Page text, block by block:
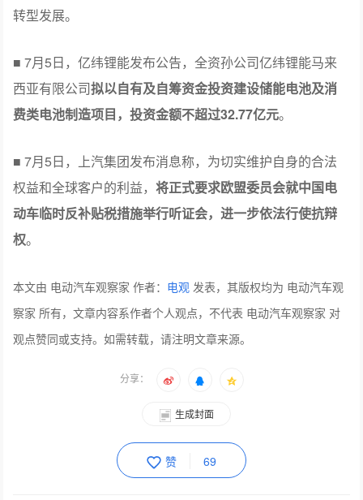
转型发展。
■ 7月5日，亿纬锂能发布公告，全资孙公司亿纬锂能马来
西亚有限公司拟以自有及自筹资金投资建设储能电池及消
费类电池制造项目，投资金额不超过32.77亿元。
■ 7月5日，上汽集团发布消息称，为切实维护自身的合法
权益和全球客户的利益，将正式要求欧盟委员会就中国电
动车临时反补贴税措施举行听证会，进一步依法行使抗辩
权。
本文由 电动汽车观察家 作者： 电观 发表，其版权均为 电动汽车观
察家 所有，文章内容系作者个人观点，不代表 电动汽车观察家 对
观点赞同或支持。如需转载，请注明文章来源。
分享：
生成封面
赞 69